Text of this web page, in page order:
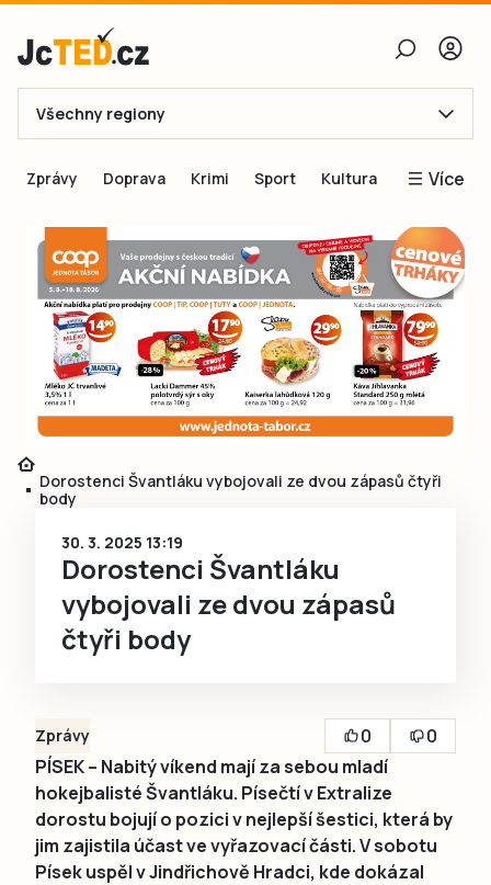
E-mail
Obnovit heslo
Přihlásit se
Přihlásit se přes Facebook
Ještě nemám účet, chci seRegistrovat
Všechny regiony
Zprávy Doprava Krimi Sport Kultura Více
Inspirace
Čtenáři píší
Speciální přílohy
Inzerce
Dorostenci Švantláku vybojovali ze dvou zápasů čtyři
body
30. 3. 2025 13:19
Dorostenci Švantláku
vybojovali ze dvou zápasů
čtyři body
Zprávy 0
0
PÍSEK – Nabitý víkend mají za sebou mladí
hokejbalisté Švantláku. Písečtí v Extralize
dorostu bojují o pozici v nejlepší šestici, která by
jim zajistila účast ve vyřazovací části. V sobotu
Písek uspěl v Jindřichově Hradci, kde dokázal